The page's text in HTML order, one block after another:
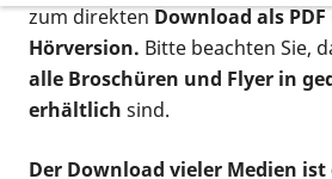
zum direktenDownload als PDF
Hörversion. Bitte beachten Sie,
alle Broschüren und Flyer in
erhältlich sind.
Der Download vieler Medien